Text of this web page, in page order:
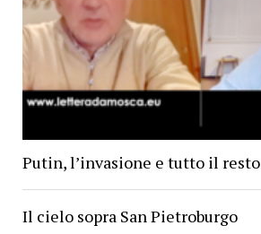
Putin, l’invasione e tutto il resto
Il cielo sopra San Pietroburgo